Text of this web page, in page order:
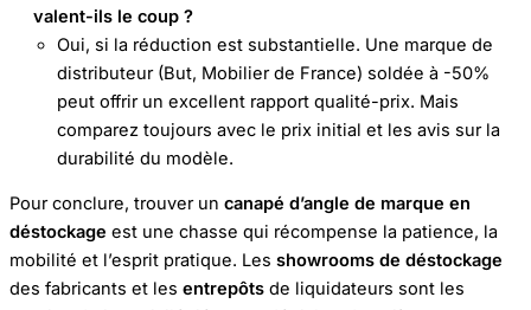
valent-ils le coup ?
Oui, si la réduction est substantielle. Une marque de
distributeur (But, Mobilier de France) soldée à -50%
peut offrir un excellent rapport qualité-prix. Mais
comparez toujours avec le prix initial et les avis sur la
durabilité du modèle.
Pour conclure, trouver un canapé d’angle de marque en
déstockage est une chasse qui récompense la patience, la
mobilité et l’esprit pratique. Les showrooms de déstockage
des fabricants et les entrepôts de liquidateurs sont les